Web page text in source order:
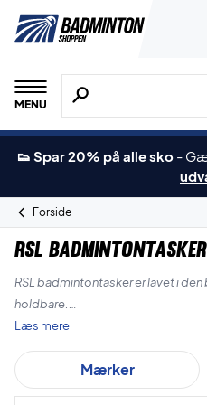
MENU
Søg efter produkter,
👟 Spar 20% på alle sko -
Forside
RSL Badmintontasker
RSL badmintontasker er lavet i
holdbare.
søger du efter en billig og pæn bag,
Læs mere
Mærker